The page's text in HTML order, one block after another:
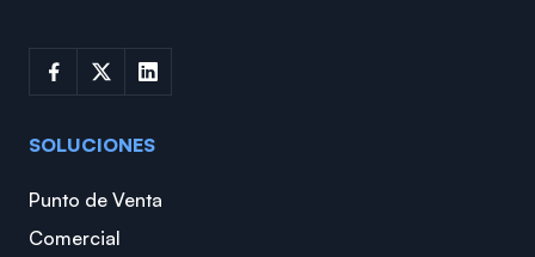
SOLUCIONES
Punto de Venta
Comercial